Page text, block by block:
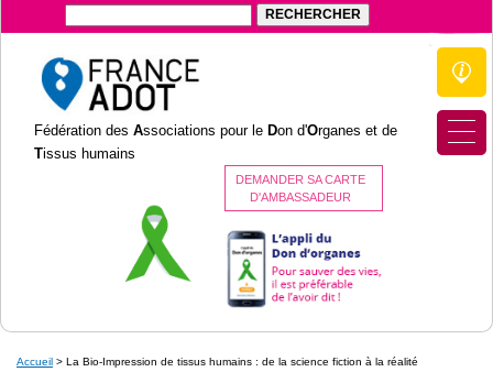
Fédération des Associations pour le Don d'Organes et de
Tissus humains
DEMANDER SA CARTE
D'AMBASSADEUR
Accueil > La Bio-Impression de tissus humains : de la science fiction à la réalité